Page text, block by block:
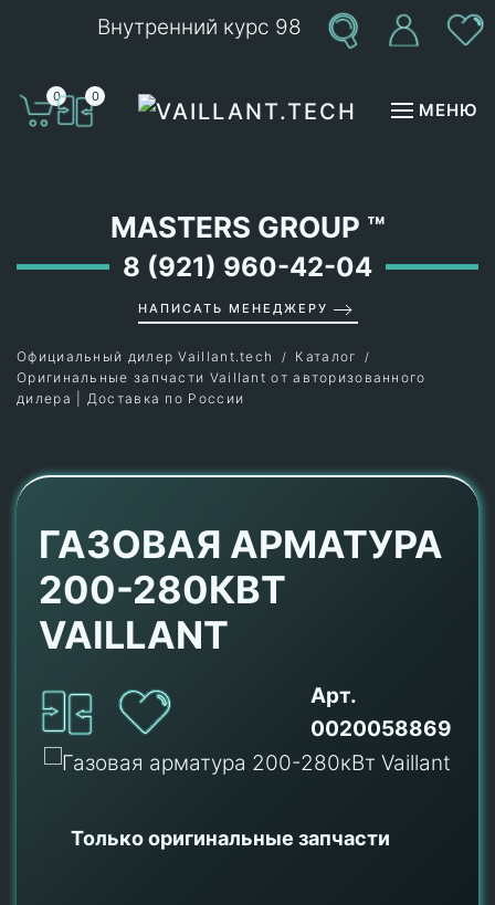
Внутренний курс 98
0 0
МЕНЮ
MASTERS GROUP ™
8 (921) 960-42-04
НАПИСАТЬ МЕНЕДЖЕРУ
Официальный дилер Vaillant.tech
Каталог
Оригинальные запчасти Vaillant от авторизованного
дилера | Доставка по России
ГАЗОВАЯ АРМАТУРА
200-280КВТ
VAILLANT
Арт.
0020058869
Только оригинальные запчасти